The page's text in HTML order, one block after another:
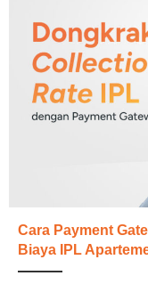
Cara Payment
Biaya IPL